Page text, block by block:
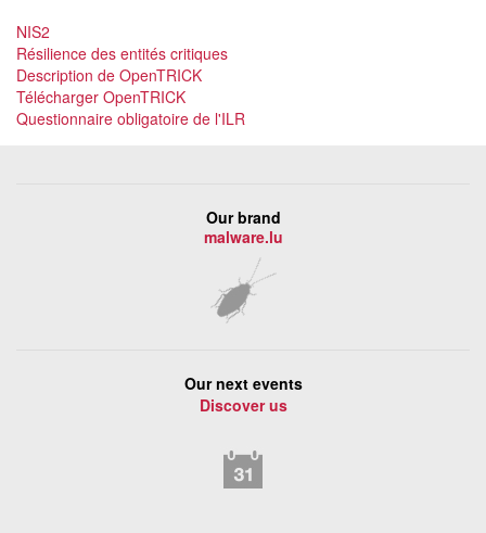
NIS2
Résilience des entités critiques
Description de OpenTRICK
Télécharger OpenTRICK
Questionnaire obligatoire de l'ILR
Our brand
malware.lu
Our next events
Discover us